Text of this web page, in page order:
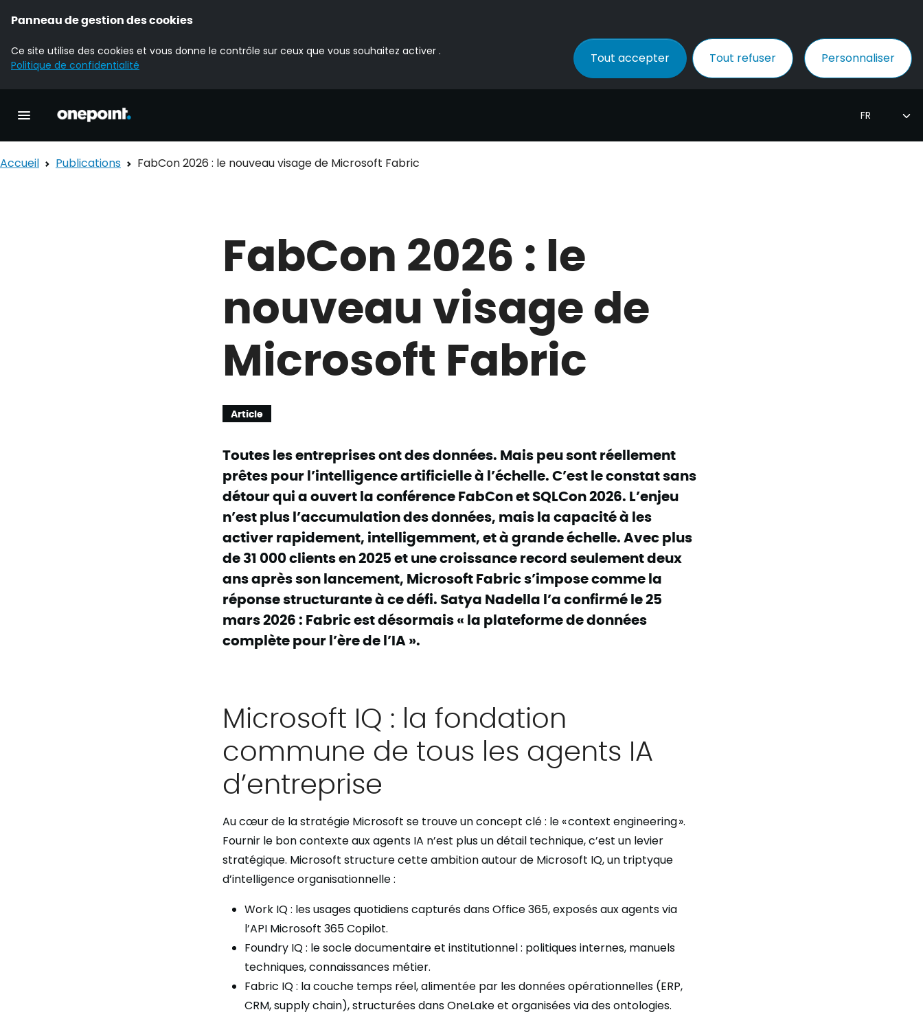
Panneau de gestion des cookies
Ce site utilise des cookies et vous donne le contrôle sur ceux que vous souhaitez activer .
Politique de confidentialité
Tout accepter Tout refuser Personnaliser
Accueil Publications FabCon 2026 : le nouveau visage de Microsoft Fabric
FabCon 2026 : le
nouveau visage de
Microsoft Fabric
Article
Toutes les entreprises ont des données. Mais peu sont réellement
prêtes pour l’intelligence artificielle à l’échelle. C’est le constat sans
détour qui a ouvert la conférence FabCon et SQLCon 2026. L’enjeu
n’est plus l’accumulation des données, mais la capacité à les
activer rapidement, intelligemment, et à grande échelle. Avec plus
de 31 000 clients en 2025 et une croissance record seulement deux
ans après son lancement, Microsoft Fabric s’impose comme la
réponse structurante à ce défi. Satya Nadella l’a confirmé le 25
mars 2026 : Fabric est désormais « la plateforme de données
complète pour l’ère de l’IA ».
Microsoft IQ : la fondation
commune de tous les agents IA
d’entreprise
Au cœur de la stratégie Microsoft se trouve un concept clé : le « context engineering ».
Fournir le bon contexte aux agents IA n’est plus un détail technique, c’est un levier
stratégique. Microsoft structure cette ambition autour de Microsoft IQ, un triptyque
d’intelligence organisationnelle :
Work IQ : les usages quotidiens capturés dans Office 365, exposés aux agents via
l’API Microsoft 365 Copilot.
Foundry IQ : le socle documentaire et institutionnel : politiques internes, manuels
techniques, connaissances métier.
Fabric IQ : la couche temps réel, alimentée par les données opérationnelles (ERP,
CRM, supply chain), structurées dans OneLake et organisées via des ontologies.